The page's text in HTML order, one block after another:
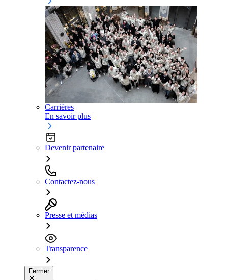
Carrières
En savoir plus
Devenir partenaire
Contactez-nous
Presse et médias
Transparence
Fermer